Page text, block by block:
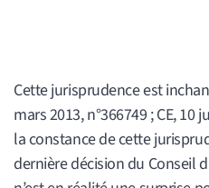
Cette jurisprudence est
mars 2013, n°366749 ; CE, 10
la constance de cette
dernière décision du Conseil